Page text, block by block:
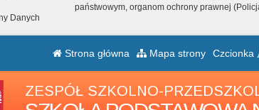
Danych
państwowym, organom ochrony prawnej
Strona główna Mapa strony Czcionka
ZESPÓŁ SZKOLNO-